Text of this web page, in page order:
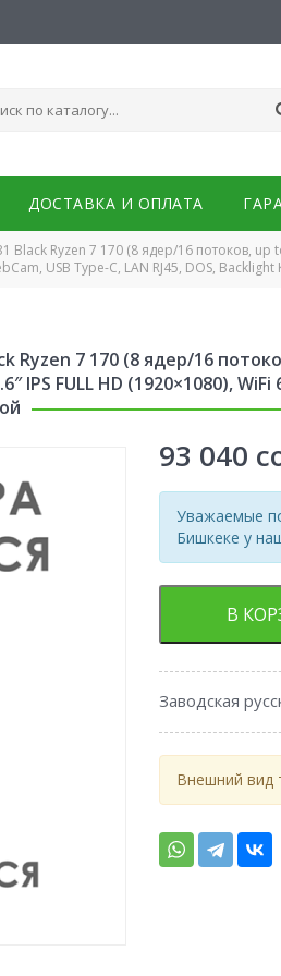
ДОСТАВКА И ОПЛАТА
Black Ryzen 7 170 (8 ядер/16 потоков,
USB Type-C, LAN RJ45, DOS,
Ryzen 7 170 (8 ядер/16
IPS FULL HD (1920×1080),
93 040
Уважаемые
Бишкеке у
В
Заводская
Внешний вид